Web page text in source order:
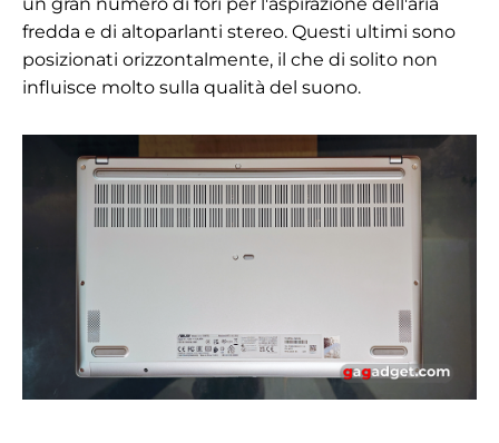
fredda e di altoparlanti stereo. Questi ultimi sono
posizionati orizzontalmente, il che di solito non
influisce molto sulla qualità del suono.